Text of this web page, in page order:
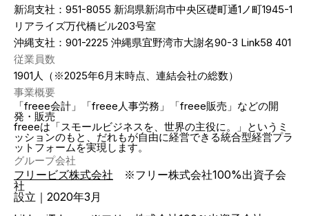
新潟支社：951-8055 新潟県新潟市中央区礎町通1ノ町1945-1
リアライズ万代橋ビル203号室
沖縄支社：901-2225 沖縄県宜野湾市大謝名90-3 Link58 401
従業員数
1901人（※2025年6月末時点、連結会社の総数）
事業概要
「freee会計」「freee人事労務」「freee販売」などの開
発・販売
freeeは「スモールビジネスを、世界の主役に。」というミ
ッションのもと、だれもが自由に経営できる統合型経営プラ
ットフォームを実現します。
グループ会社
フリービズ株式会社 ※フリー株式会社100%出資子会
社
設立｜2020年3月